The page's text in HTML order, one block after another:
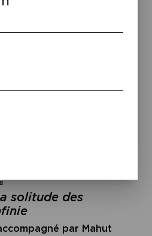
solitude des
par Mahut